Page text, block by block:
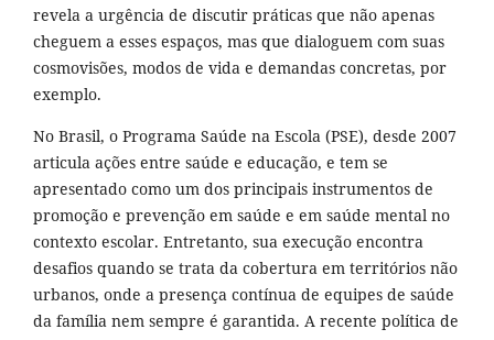
revela a urgência de discutir práticas que não apenas
cheguem a esses espaços, mas que dialoguem com suas
cosmovisões, modos de vida e demandas concretas, por
exemplo.
No Brasil, o Programa Saúde na Escola (PSE), desde 2007
articula ações entre saúde e educação, e tem se
apresentado como um dos principais instrumentos de
promoção e prevenção em saúde e em saúde mental no
contexto escolar. Entretanto, sua execução encontra
desafios quando se trata da cobertura em territórios não
urbanos, onde a presença contínua de equipes de saúde
da família nem sempre é garantida. A recente política de